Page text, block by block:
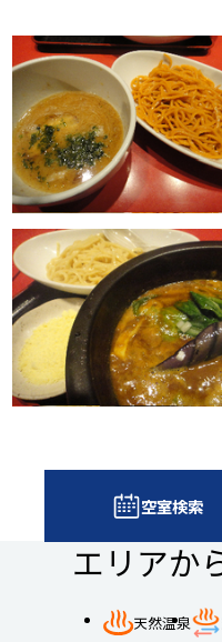
空室検索
エリアか
天然温泉